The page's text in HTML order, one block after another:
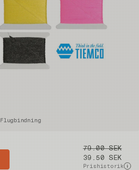
Flugbindning
79.00 SEK
39.50 SEK
Prishistorik